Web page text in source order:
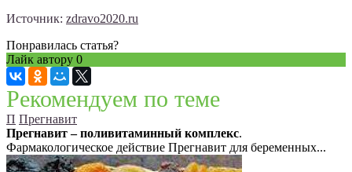
Источник: zdravo2020.ru
Понравилась статья?
Лайк автору 0
Рекомендуем по теме
П Прегнавит
Прегнавит – поливитаминный комплекс.
Фармакологическое действие Прегнавит для беременных...